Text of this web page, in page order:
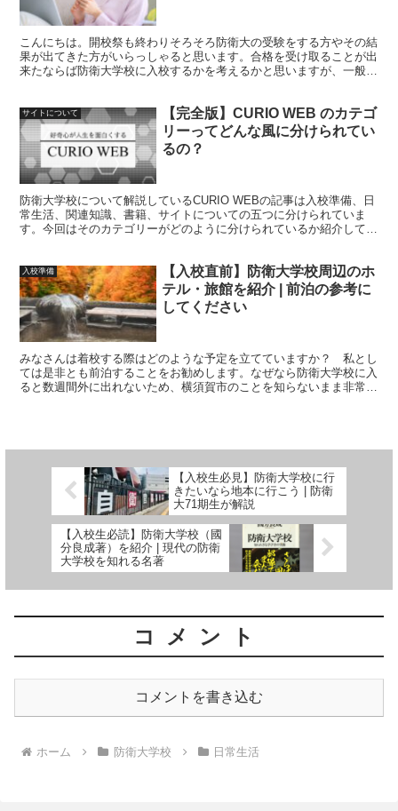
こんにちは。開校祭も終わりそろそろ防衛大の受験をする方やその結
果が出てきた方がいらっしゃると思います。合格を受け取ることが出
来たならば防衛大学校に入校するかを考えるかと思いますが、一般的
サイトについて
【完全版】CURIO WEB のカテゴ
リーってどんな風に分けられてい
るの？
防衛大学校について解説しているCURIO WEBの記事は入校準備、日
常生活、関連知識、書籍、サイトについての五つに分けられていま
す。今回はそのカテゴリーがどのように分けられているか紹介してい
入校準備
【入校直前】防衛大学校周辺のホ
テル・旅館を紹介 | 前泊の参考に
してください
みなさんは着校する際はどのような予定を立てていますか？ 私とし
ては是非とも前泊することをお勧めします。なぜなら防衛大学校に入
ると数週間外に出れないため、横須賀市のことを知らないまま非常に
【入校生必見】防衛大学校に行
きたいなら地本に行こう | 防衛
大71期生が解説
【入校生必読】防衛大学校（國
分良成著）を紹介 | 現代の防衛
大学校を知れる名著
コメント
コメントを書き込む
ホーム 防衛大学校 日常生活